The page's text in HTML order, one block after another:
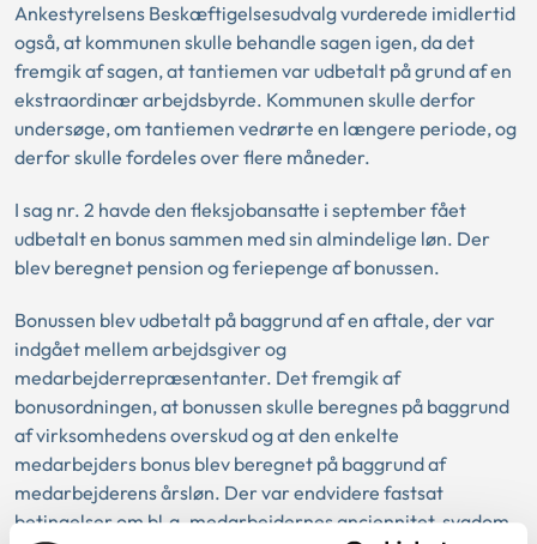
Ankestyrelsens Beskæftigelsesudvalg vurderede imidlertid
også, at kommunen skulle behandle sagen igen, da det
fremgik af sagen, at tantiemen var udbetalt på grund af en
ekstraordinær arbejdsbyrde. Kommunen skulle derfor
undersøge, om tantiemen vedrørte en længere periode, og
derfor skulle fordeles over flere måneder.
I sag nr. 2 havde den fleksjobansatte i september fået
udbetalt en bonus sammen med sin almindelige løn. Der
blev beregnet pension og feriepenge af bonussen.
Bonussen blev udbetalt på baggrund af en aftale, der var
indgået mellem arbejdsgiver og
medarbejderrepræsentanter. Det fremgik af
bonusordningen, at bonussen skulle beregnes på baggrund
af virksomhedens overskud og at den enkelte
medarbejders bonus blev beregnet på baggrund af
medarbejderens årsløn. Der var endvidere fastsat
betingelser om bl.a. medarbejdernes anciennitet, sygdom,